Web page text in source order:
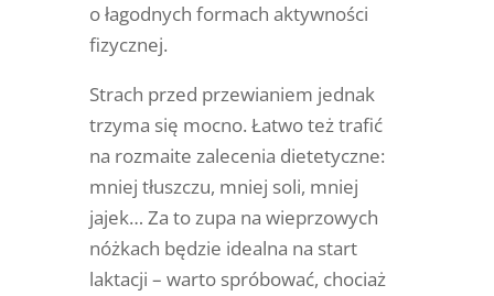
o łagodnych formach aktywności
fizycznej.
Strach przed przewianiem jednak
trzyma się mocno. Łatwo też trafić
na rozmaite zalecenia dietetyczne:
mniej tłuszczu, mniej soli, mniej
jajek… Za to zupa na wieprzowych
nóżkach będzie idealna na start
laktacji – warto spróbować, chociaż